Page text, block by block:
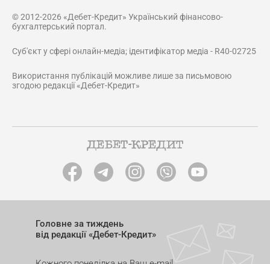
© 2012-2026 «Дебет-Кредит» Український фінансово-
бухгалтерський портал.
Суб'єкт у сфері онлайн-медіа; ідентифікатор медіа - R40-02725
Використання публікацій можливе лише за письмовою
згодою редакції «Дебет-Кредит»
Головне за тиждень
від редакції «Дебет-Кредит»